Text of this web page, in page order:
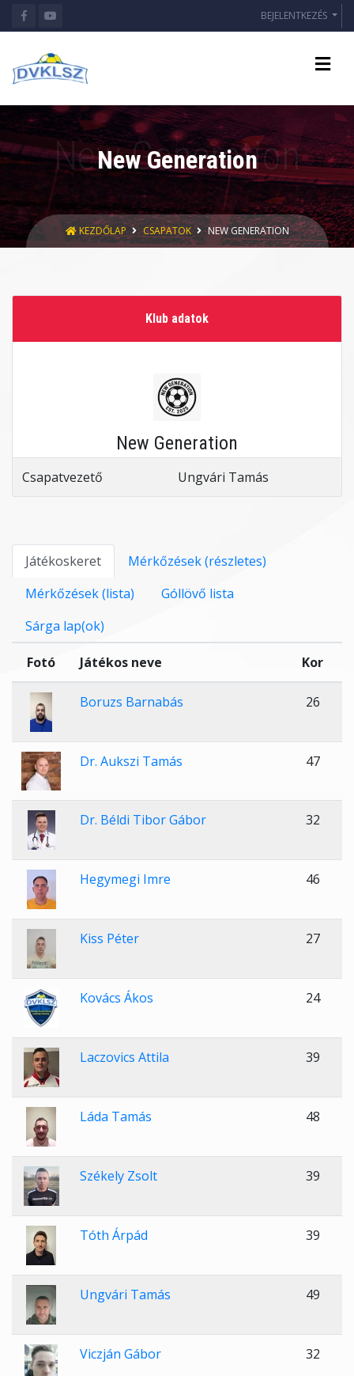
BEJELENTKEZÉS
New Generation
KEZDŐLAP CSAPATOK NEW GENERATION
Klub adatok
New Generation
Csapatvezető Ungvári Tamás
Játékoskeret
Mérkőzések (részletes)
Mérkőzések (lista)
Góllövő lista
Sárga lap(ok)
Fotó Játékos neve Kor
Boruzs Barnabás 26
Dr. Aukszi Tamás 47
Dr. Béldi Tibor Gábor 32
Hegymegi Imre 46
Kiss Péter 27
Kovács Ákos 24
Laczovics Attila 39
Láda Tamás 48
Székely Zsolt 39
Tóth Árpád 39
Ungvári Tamás 49
Viczján Gábor 32